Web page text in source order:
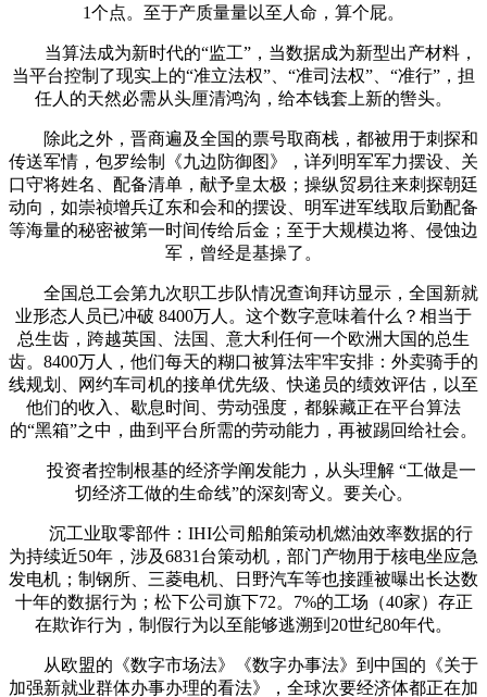
1个点。至于产质量量以至人命，算个屁。
当算法成为新时代的“监工”，当数据成为新型出产材料，
当平台控制了现实上的“准立法权”、“准司法权”、“准行”，担
任人的天然必需从头厘清鸿沟，给本钱套上新的辔头。
除此之外，晋商遍及全国的票号取商栈，都被用于刺探和
传送军情，包罗绘制《九边防御图》，详列明军军力摆设、关
口守将姓名、配备清单，献予皇太极；操纵贸易往来刺探朝廷
动向，如崇祯增兵辽东和会和的摆设、明军进军线取后勤配备
等海量的秘密被第一时间传给后金；至于大规模边将、侵蚀边
军，曾经是基操了。
全国总工会第九次职工步队情况查询拜访显示，全国新就
业形态人员已冲破 8400万人。这个数字意味着什么？相当于
总生齿，跨越英国、法国、意大利任何一个欧洲大国的总生
齿。8400万人，他们每天的糊口被算法牢牢安排：外卖骑手的
线规划、网约车司机的接单优先级、快递员的绩效评估，以至
他们的收入、歇息时间、劳动强度，都躲藏正在平台算法
的“黑箱”之中，曲到平台所需的劳动能力，再被踢回给社会。
投资者控制根基的经济学阐发能力，从头理解 “工做是一
切经济工做的生命线”的深刻寄义。要关心。
沉工业取零部件：IHI公司船舶策动机燃油效率数据的行
为持续近50年，涉及6831台策动机，部门产物用于核电坐应急
发电机；制钢所、三菱电机、日野汽车等也接踵被曝出长达数
十年的数据行为；松下公司旗下72。7%的工场（40家）存正
在欺诈行为，制假行为以至能够逃溯到20世纪80年代。
从欧盟的《数字市场法》《数字办事法》到中国的《关于
加强新就业群体办事办理的看法》，全球次要经济体都正在加